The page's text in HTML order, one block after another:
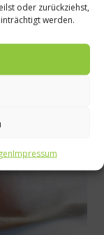
oder zurückziehst,
werden.
Impressum